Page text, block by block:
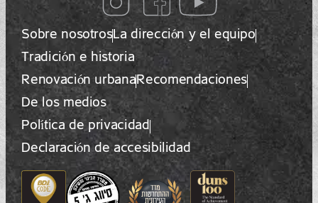
Sobre nosotrosLa dirección y el equipo
Tradición e historia
Renovación urbanaRecomendaciones
De los medios
Política de privacidad
Declaración de accesibilidad